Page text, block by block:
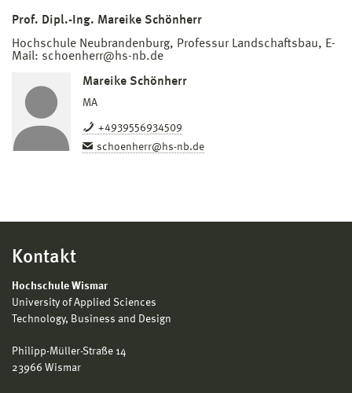
Prof. Dipl.-Ing. Mareike Schönherr
Hochschule Neubrandenburg, Professur Landschaftsbau, E-
Mail: schoenherr@hs-nb.de
Mareike Schönherr
MA
+4939556934509
schoenherr@hs-nb.de
Kontakt
Hochschule Wismar
University of Applied Sciences
Technology, Business and Design
Philipp-Müller-Straße 14
23966 Wismar